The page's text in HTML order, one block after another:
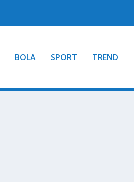
BOLA SPORT TREND